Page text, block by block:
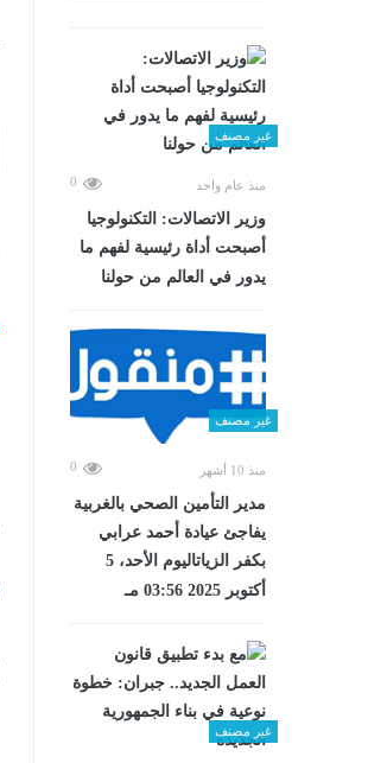
غير مصنف
منذ عام واحد 0
وزير الاتصالات: التكنولوجيا
أصبحت أداة رئيسية لفهم ما
يدور في العالم من حولنا
غير مصنف
منذ 10 أشهر 0
مدير التأمين الصحي بالغربية
يفاجئ عيادة أحمد عرابي
بكفر الزياتاليوم الأحد، 5
أكتوبر 2025 03:56 مـ
غير مصنف